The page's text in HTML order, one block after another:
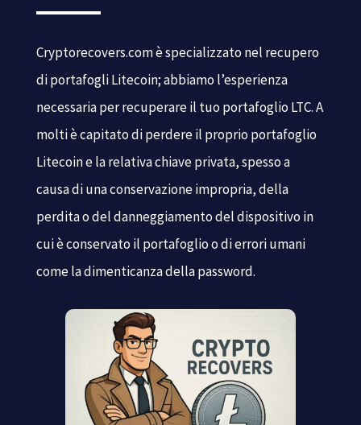
Cryptorecovers.com è specializzato nel recupero
di portafogli Litecoin; abbiamo l’esperienza
necessaria per recuperare il tuo portafoglio LTC. A
molti è capitato di perdere il proprio portafoglio
Litecoin e la relativa chiave privata, spesso a
causa di una conservazione impropria, della
perdita o del danneggiamento del dispositivo in
cui è conservato il portafoglio o di errori umani
come la dimenticanza della password.